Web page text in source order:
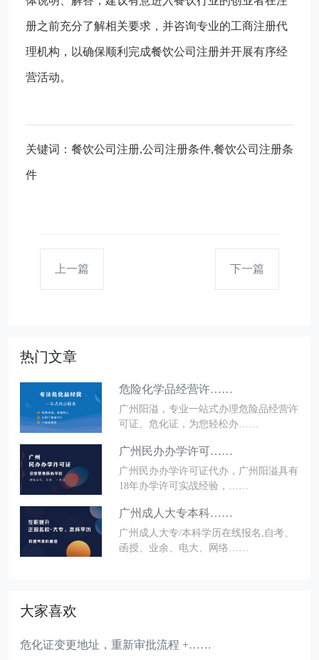
册之前充分了解相关要求，并咨询专业的工商注册代
理机构，以确保顺利完成餐饮公司注册并开展有序经
营活动。
关键词：餐饮公司注册,公司注册条件,餐饮公司注册条
件
上一篇 下一篇
热门文章
危险化学品经营许……
广州阳溢，专业一站式办理危险品经营许
可证、危化证，为您轻松办……
广州民办办学许可……
广州民办办学许可证代办，广州阳溢具有
18年办学许可实战经验，……
广州成人大专本科……
广州成人大专/本科学历在线报名,自考、
函授、业余、电大、网络……
大家喜欢
危化证变更地址，重新审批流程 +……